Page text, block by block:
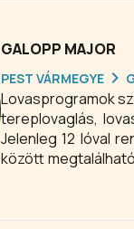
GALOPP MAJOR
PEST VÁRMEGYE
Lovasprogramok
tereplovaglás,
Jelenleg 12 lóval
között